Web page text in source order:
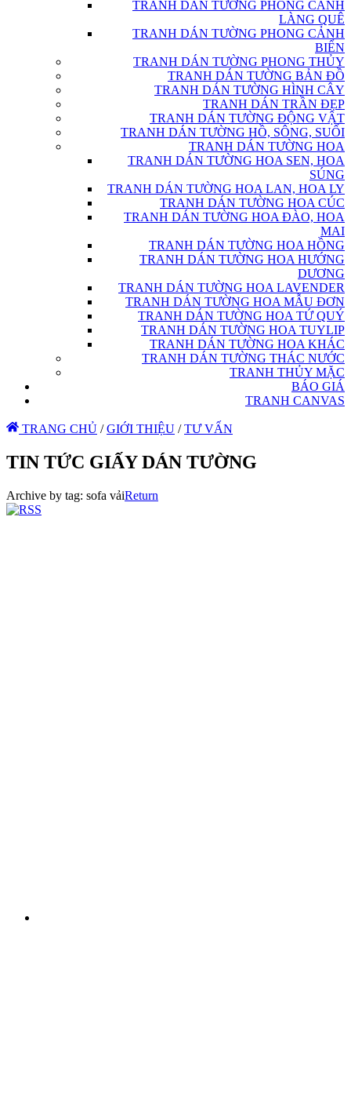
TRANH DÁN TƯỜNG PHONG CẢNH
LÀNG QUÊ
TRANH DÁN TƯỜNG PHONG CẢNH
BIỂN
TRANH DÁN TƯỜNG PHONG THỦY
TRANH DÁN TƯỜNG BẢN ĐỒ
TRANH DÁN TƯỜNG HÌNH CÂY
TRANH DÁN TRẦN ĐẸP
TRANH DÁN TƯỜNG ĐỘNG VẬT
TRANH DÁN TƯỜNG HỒ, SÔNG, SUỐI
TRANH DÁN TƯỜNG HOA
TRANH DÁN TƯỜNG HOA SEN, HOA
SÚNG
TRANH DÁN TƯỜNG HOA LAN, HOA LY
TRANH DÁN TƯỜNG HOA CÚC
TRANH DÁN TƯỜNG HOA ĐÀO, HOA
MAI
TRANH DÁN TƯỜNG HOA HỒNG
TRANH DÁN TƯỜNG HOA HƯỚNG
DƯƠNG
TRANH DÁN TƯỜNG HOA LAVENDER
TRANH DÁN TƯỜNG HOA MẪU ĐƠN
TRANH DÁN TƯỜNG HOA TỨ QUÝ
TRANH DÁN TƯỜNG HOA TUYLIP
TRANH DÁN TƯỜNG HOA KHÁC
TRANH DÁN TƯỜNG THÁC NƯỚC
TRANH THỦY MẶC
BÁO GIÁ
TRANH CANVAS
TRANG CHỦ / GIỚI THIỆU / TƯ VẤN
TIN TỨC GIẤY DÁN TƯỜNG
Archive by tag: sofa vảiReturn